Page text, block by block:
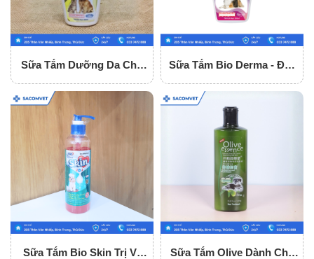
Sữa Tắm Dưỡng Da Cho
Sữa Tắm Bio Derma - Đặc
Sữa Tắm Bio Skin Trị Ve
Sữa Tắm Olive Dành Cho